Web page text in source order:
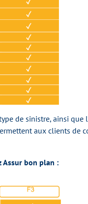
de sinistre, ainsi que
aux clients de
bon plan :